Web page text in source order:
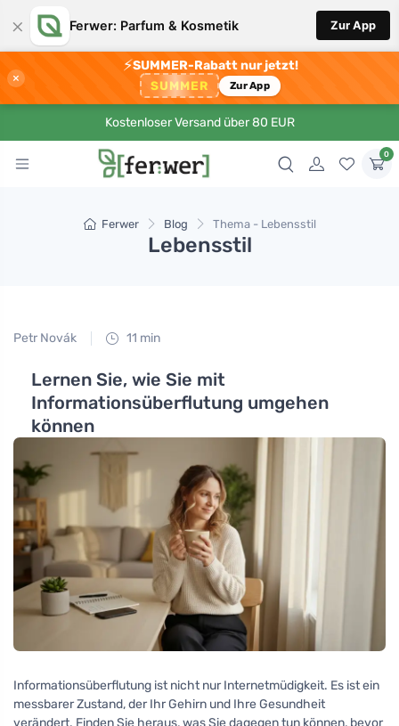
× Ferwer: Parfum & Kosmetik Zur App
×
⚡SUMMER-Rabatt nur jetzt!
SUMMER Zur App
Kostenloser Versand über 80 EUR
0
Ferwer Blog Thema - Lebensstil
Lebensstil
Petr Novák 11 min
Lernen Sie, wie Sie mit
Informationsüberflutung umgehen
können
Informationsüberflutung ist nicht nur Internetmüdigkeit. Es ist ein
messbarer Zustand, der Ihr Gehirn und Ihre Gesundheit